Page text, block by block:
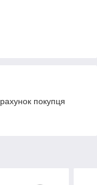
покупця